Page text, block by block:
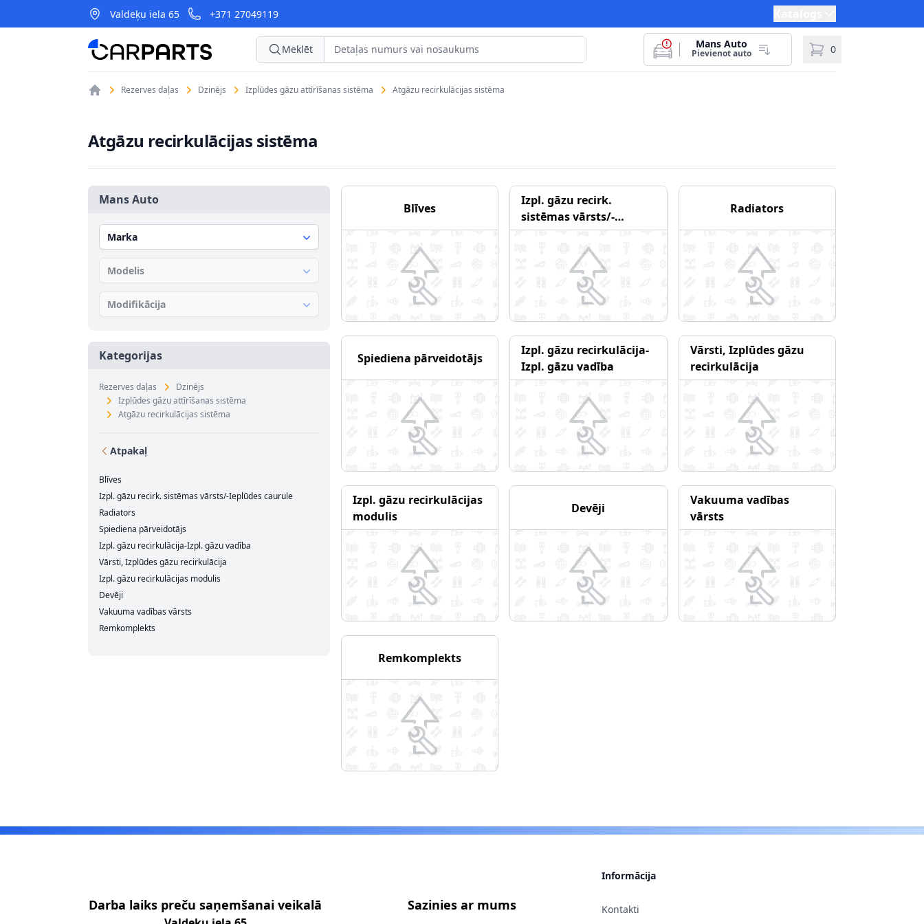
Valdeķu iela 65 +371 27049119
CarParts Meklēt Mans Auto
Pievienot auto 0
Rezerves daļas Dzinējs Izplūdes gāzu attīrīšanas sistēma Atgāzu recirkulācijas sistēma
Atgāzu recirkulācijas sistēma
Mans Auto
Marka
Modelis
Modifikācija
Kategorijas
Rezerves daļas
Dzinējs
Izplūdes gāzu attīrīšanas sistēma
Atgāzu recirkulācijas sistēma
Atpakaļ
Blīves
Izpl. gāzu recirk. sistēmas vārsts/-Ieplūdes caurule
Radiators
Spiediena pārveidotājs
Izpl. gāzu recirkulācija-Izpl. gāzu vadība
Vārsti, Izplūdes gāzu recirkulācija
Izpl. gāzu recirkulācijas modulis
Devēji
Vakuuma vadības vārsts
Remkomplekts
Blīves
Izpl. gāzu recirk.
sistēmas vārsts/-
Ieplūdes caurule
Radiators
Spiediena pārveidotājs
Izpl. gāzu recirkulācija-
Izpl. gāzu vadība
Vārsti, Izplūdes gāzu
recirkulācija
Izpl. gāzu recirkulācijas
modulis
Devēji
Vakuuma vadības
vārsts
Remkomplekts
Darba laiks preču saņemšanai veikalā Sazinies ar mums
Informācija
Kontakti